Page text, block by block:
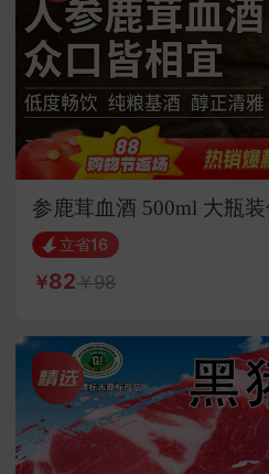
参鹿茸血酒 500ml 大瓶
梅花鹿茸
立省16
82 98